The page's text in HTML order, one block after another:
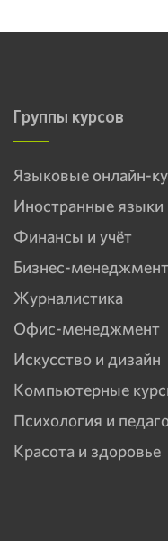
Группы курсов
Языковые онлайн-
Иностранные языки
Финансы и учёт
Бизнес-менеджмент
Журналистика
Офис-менеджмент
Искусство и дизайн
Компьютерные
Психология и
Красота и здоровье